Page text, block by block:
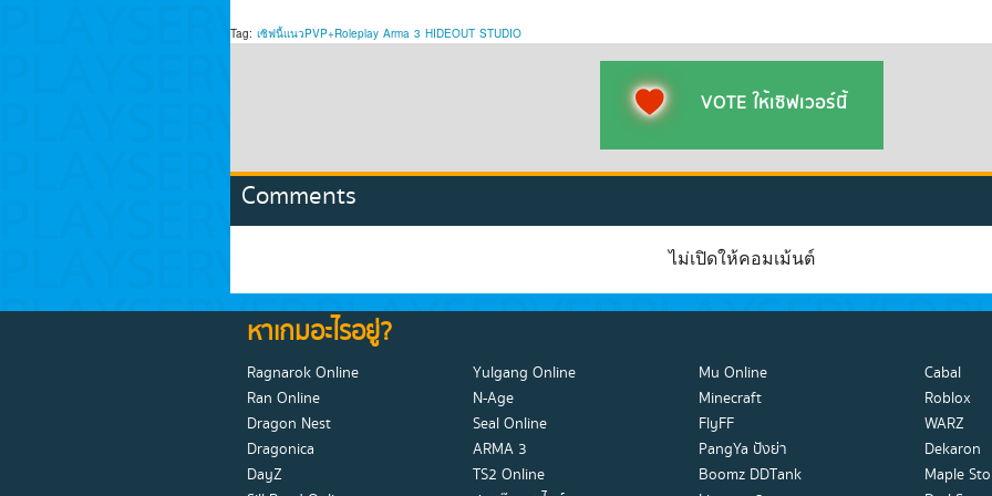
Tag: เซิฟนี้เเนวPVP+Roleplay Arma 3 HIDEOUT STUDIO
VOTE ให้เซิฟเวอร์นี้
Comments
ไม่เปิดให้คอมเม้นต์
หาเกมอะไรอยู่?
Ragnarok Online Yulgang Online Mu Online
Cabal
Ran Online
N-Age Minecraft
Roblox
Dragon Nest
Seal Online FlyFF
WARZ
Dragonica
ARMA 3 PangYa ปังย่า
Dekaron
DayZ
TS2 Online Boomz DDTank
Maple